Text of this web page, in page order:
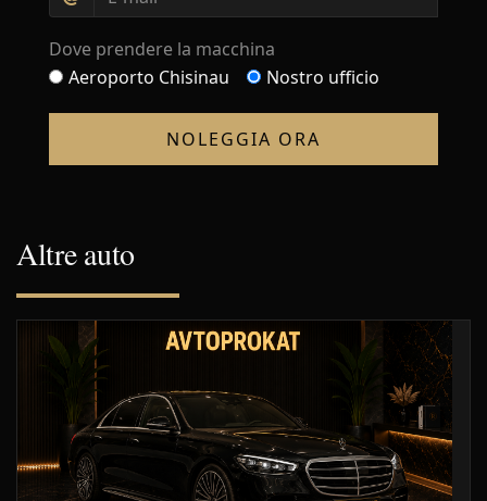
Dove prendere la macchina
Aeroporto Chisinau
Nostro ufficio
NOLEGGIA ORA
Altre auto